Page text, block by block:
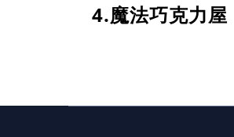
4.魔法巧克力屋